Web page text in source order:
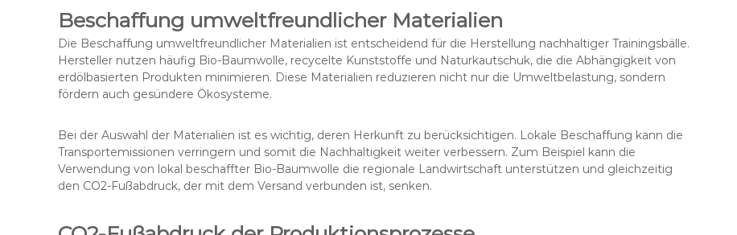
Beschaffung umweltfreundlicher Materialien
Die Beschaffung umweltfreundlicher Materialien ist entscheidend für die Herstellung nachhaltiger Trainingsbälle.
Hersteller nutzen häufig Bio-Baumwolle, recycelte Kunststoffe und Naturkautschuk, die die Abhängigkeit von
erdölbasierten Produkten minimieren. Diese Materialien reduzieren nicht nur die Umweltbelastung, sondern
fördern auch gesündere Ökosysteme.
Bei der Auswahl der Materialien ist es wichtig, deren Herkunft zu berücksichtigen. Lokale Beschaffung kann die
Transportemissionen verringern und somit die Nachhaltigkeit weiter verbessern. Zum Beispiel kann die
Verwendung von lokal beschaffter Bio-Baumwolle die regionale Landwirtschaft unterstützen und gleichzeitig
den CO2-Fußabdruck, der mit dem Versand verbunden ist, senken.